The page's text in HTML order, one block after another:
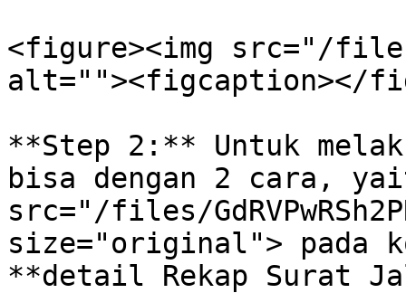
<figure><img src="/files/
alt=""><figcaption></
**Step 2:** Untuk
bisa dengan 2 cara,
src="/files/
size="original"> pada
**detail Rekap Surat